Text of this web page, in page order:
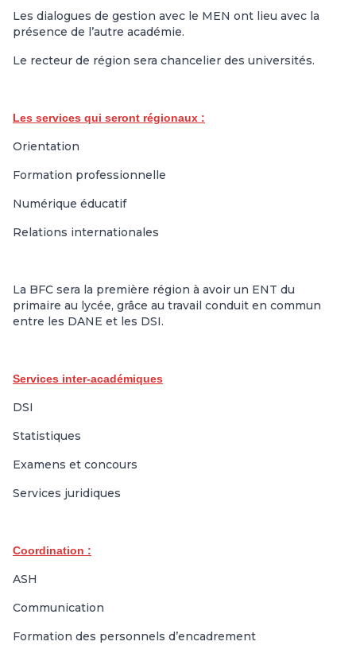
Les dialogues de gestion avec le MEN ont lieu avec la
présence de l’autre académie.
Le recteur de région sera chancelier des universités.
Les services qui seront régionaux :
Orientation
Formation professionnelle
Numérique éducatif
Relations internationales
La BFC sera la première région à avoir un ENT du
primaire au lycée, grâce au travail conduit en commun
entre les DANE et les DSI.
Services inter-académiques
DSI
Statistiques
Examens et concours
Services juridiques
Coordination :
ASH
Communication
Formation des personnels d’encadrement